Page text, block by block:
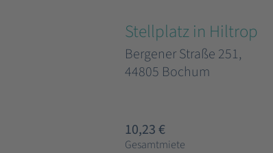
Stellplatz in Hiltrop
Bergener Straße 251,
44805 Bochum
10,23 €
Gesamtmiete